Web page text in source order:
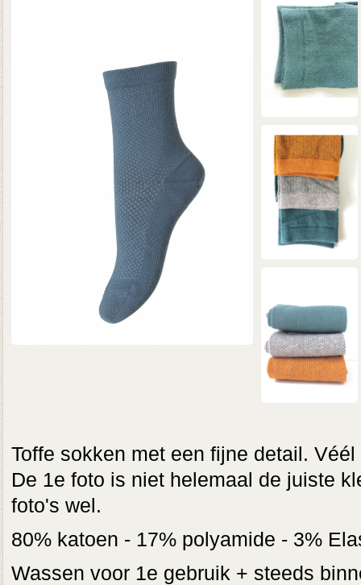
Toffe sokken met een fijne detail.
De 1e foto is niet helemaal de juiste
foto's wel.
80% katoen - 17% polyamide - 3%
Wassen voor 1e gebruik + steeds